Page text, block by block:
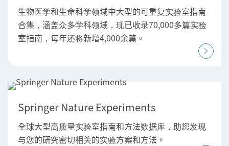
生物医学和生命科学领域中大型的可重复实验室指南
合集，涵盖众多学科领域，现已收录70,000多篇实验
室指南，每年还将新增4,000余篇。
Springer Nature Experiments
全球大型高质量实验室指南和方法数据库，助您发现
与您的研究密切相关的实验方案和方法。